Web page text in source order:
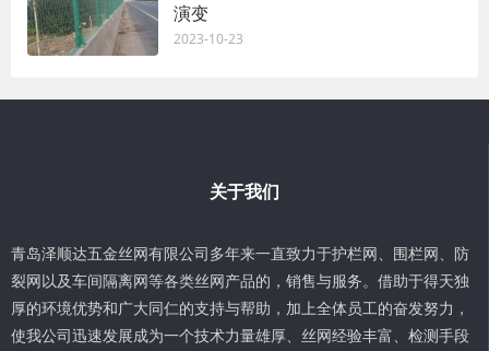
演变
2023-10-23
关于我们
青岛泽顺达五金丝网有限公司多年来一直致力于护栏网、围栏网、防
裂网以及车间隔离网等各类丝网产品的，销售与服务。借助于得天独
厚的环境优势和广大同仁的支持与帮助，加上全体员工的奋发努力，
使我公司迅速发展成为一个技术力量雄厚、丝网经验丰富、检测手段